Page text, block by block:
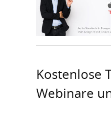
Kostenlose
Webinare